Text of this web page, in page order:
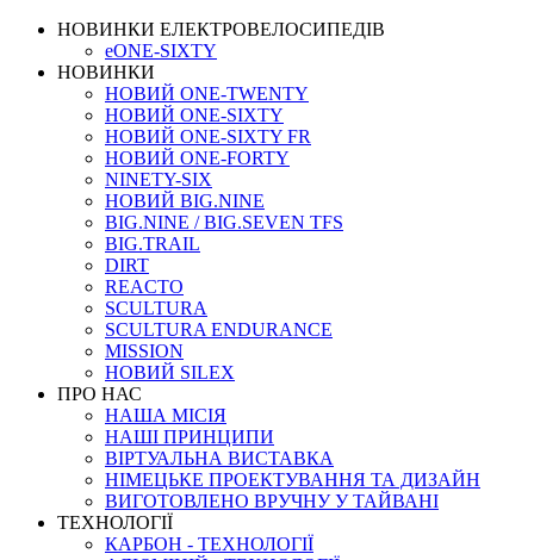
НОВИНКИ ЕЛЕКТРОВЕЛОСИПЕДІВ
eONE-SIXTY
НОВИНКИ
НОВИЙ ONE-TWENTY
НОВИЙ ONE-SIXTY
НОВИЙ ONE-SIXTY FR
НОВИЙ ONE-FORTY
NINETY-SIX
НОВИЙ BIG.NINE
BIG.NINE / BIG.SEVEN TFS
BIG.TRAIL
DIRT
REACTO
SCULTURA
SCULTURA ENDURANCE
MISSION
НОВИЙ SILEX
ПРО НАС
НАША МICIЯ
НАШI ПРИНЦИПИ
ВIРТУАЛЬНА ВИСТАВКА
НІМЕЦЬКЕ ПРОЕКТУВАННЯ ТА ДИЗАЙН
ВИГОТОВЛЕНО ВРУЧНУ У ТАЙВАНІ
ТЕХНОЛОГІЇ
КАРБОН - ТЕХНОЛОГІЇ